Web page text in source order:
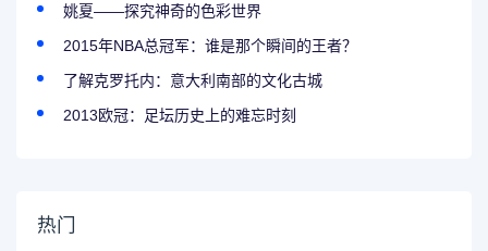
姚夏——探究神奇的色彩世界
2015年NBA总冠军：谁是那个瞬间的王者？
了解克罗托内：意大利南部的文化古城
2013欧冠：足坛历史上的难忘时刻
热门